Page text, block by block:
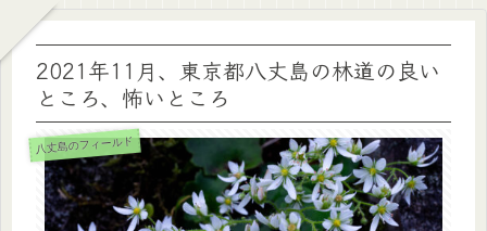
2021年11月、東京都八丈島の林道の良い
ところ、怖いところ
八丈島のフィールド